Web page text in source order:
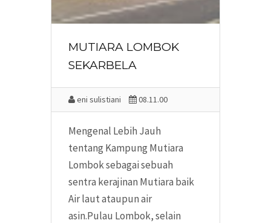
MUTIARA LOMBOK
SEKARBELA
eni sulistiani 08.11.00
Mengenal Lebih Jauh
tentang Kampung Mutiara
Lombok sebagai sebuah
sentra kerajinan Mutiara baik
Air laut ataupun air
asin.Pulau Lombok, selain